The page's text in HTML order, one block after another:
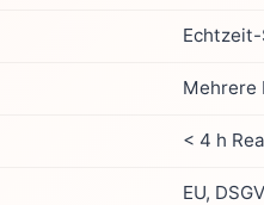
Mehrere
< 4 h
EU,